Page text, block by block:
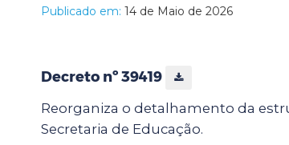
Publicado em: 14 de Maio de 2026
Decreto nº 39419
Reorganiza o detalhamento da
Secretaria de Educação.